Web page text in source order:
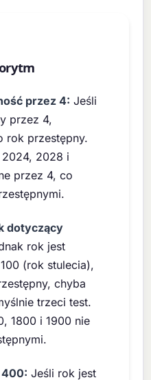
przez 4: Jeśli
przez 4,
rok przestępny.
2024, 2028 i
przez 4, co
dotyczący
rok jest
(rok stulecia),
chyba
trzeci test.
1800 i 1900 nie
400: Jeśli rok jest